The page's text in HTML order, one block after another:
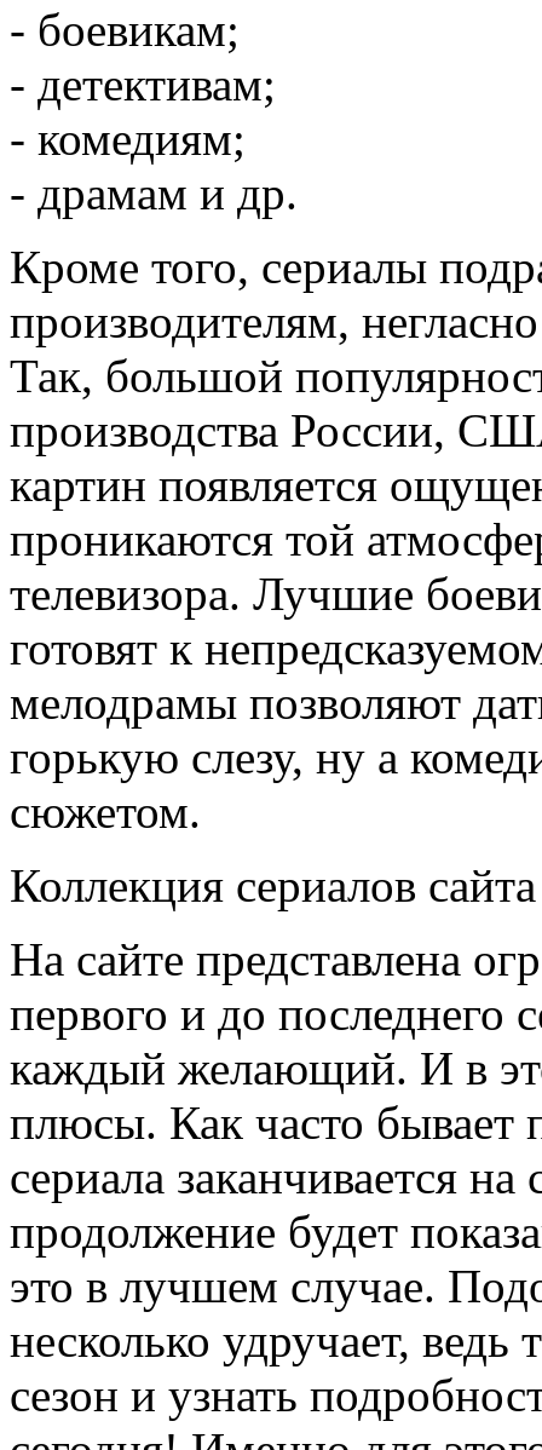
- боевикам;
- детективам;
- комедиям;
- драмам и др.
Кроме того, сериалы
производителям,
Так, большой
производства России,
картин появляется
проникаются той
телевизора. Лучшие
готовят к
мелодрамы позволяют
горькую слезу, ну а
сюжетом.
Коллекция сериалов сайта
На сайте представлена
первого и до последнего
каждый желающий. И в
плюсы. Как часто бывает
сериала заканчивается
продолжение будет
это в лучшем случае.
несколько удручает, ведь
сезон и узнать